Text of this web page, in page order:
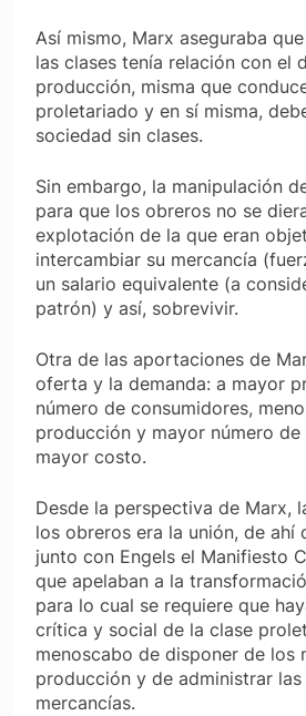
Así mismo, Marx aseguraba
las clases tenía relación con el
producción, misma que
proletariado y en sí misma,
sociedad sin clases.
Sin embargo, la manipulación
para que los obreros no se
explotación de la que eran
intercambiar su mercancía
un salario equivalente (a
patrón) y así, sobrevivir.
Otra de las aportaciones de
oferta y la demanda: a mayor
número de consumidores,
producción y mayor número de
mayor costo.
Desde la perspectiva de Marx,
los obreros era la unión, de ahí
junto con Engels el Manifiesto
que apelaban a la
para lo cual se requiere que
crítica y social de la clase
menoscabo de disponer de los
producción y de administrar
mercancías.